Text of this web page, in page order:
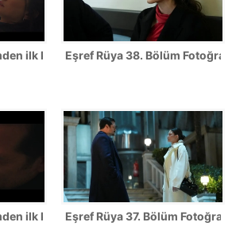
ilk karelerEşref Rüya 38. Bölüm
ilk karelerEşref Rüya 37. Bölüm